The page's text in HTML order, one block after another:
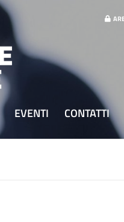
EVENTI CONTATTI